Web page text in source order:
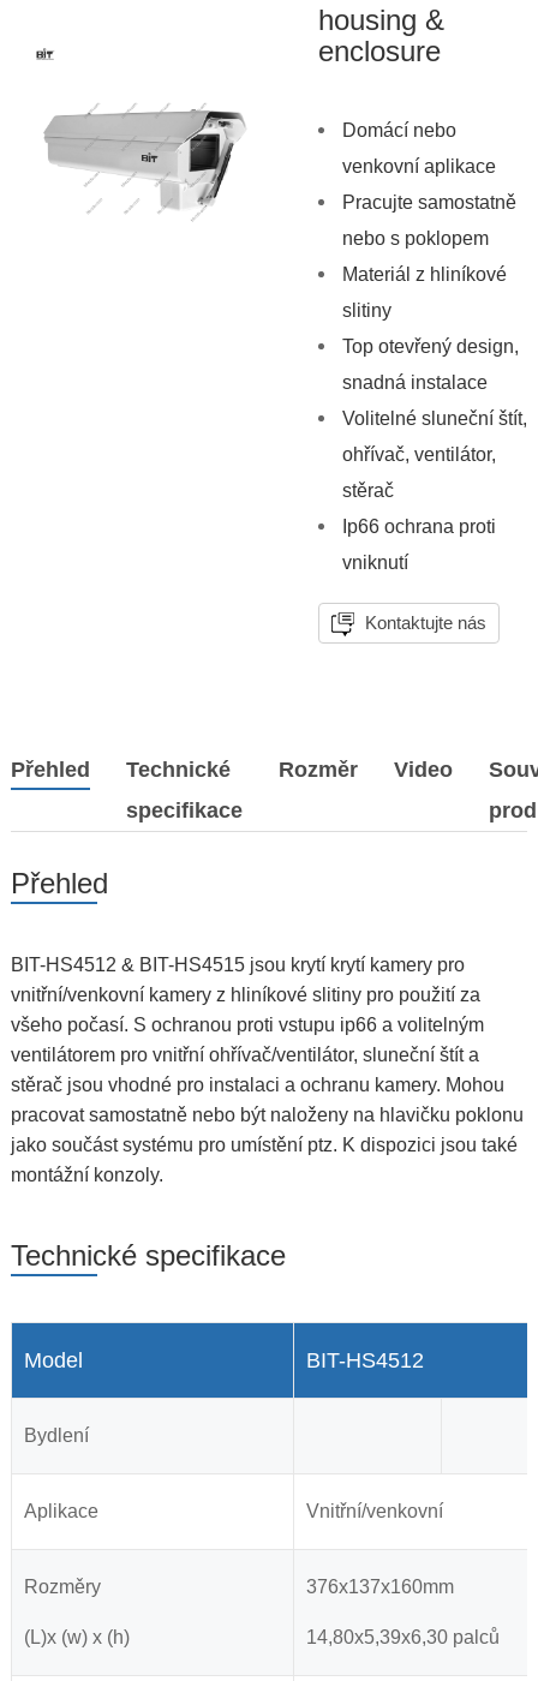
housing &
enclosure
Domácí nebo
venkovní aplikace
Pracujte samostatně
nebo s poklopem
Materiál z hliníkové
slitiny
Top otevřený design,
snadná instalace
Volitelné sluneční štít,
ohřívač, ventilátor,
stěrač
Ip66 ochrana proti
vniknutí
Kontaktujte nás
Přehled
Technické
specifikace
Rozměr Video
Přehled
BIT-HS4512 & BIT-HS4515 jsou krytí krytí kamery pro
vnitřní/venkovní kamery z hliníkové slitiny pro použití za
všeho počasí. S ochranou proti vstupu ip66 a volitelným
ventilátorem pro vnitřní ohřívač/ventilátor, sluneční štít a
stěrač jsou vhodné pro instalaci a ochranu kamery. Mohou
pracovat samostatně nebo být naloženy na hlavičku poklonu
jako součást systému pro umístění ptz. K dispozici jsou také
montážní konzoly.
Technické specifikace
Model BIT-HS4512
Bydlení
Aplikace Vnitřní/venkovní
Rozměry
(L)x (w) x (h)
376x137x160mm
14,80x5,39x6,30 palců